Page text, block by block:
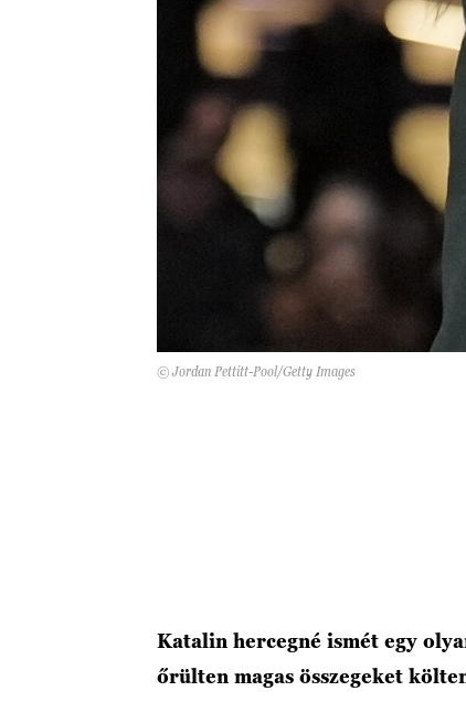
© Jordan Pettitt-Pool/Getty Images
Katalin hercegné ismét egy
őrülten magas összegeket